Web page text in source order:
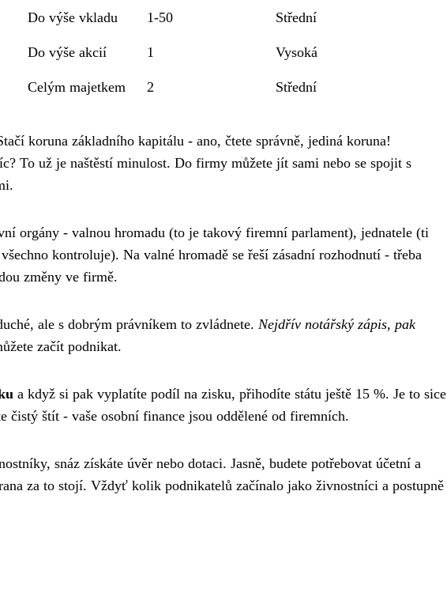
Do výše vkladu 1-50 Střední
Do výše akcií 1 Vysoká
Celým majetkem 2 Střední
koruna základního kapitálu - ano, čtete správně, jediná koruna!
To už je naštěstí minulost. Do firmy můžete jít sami nebo se spojit s
orgány - valnou hromadu (to je takový firemní parlament), jednatele (ti
kontroluje). Na valné hromadě se řeší zásadní rozhodnutí - třeba
změny ve firmě.
ale s dobrým právníkem to zvládnete. Nejdřív notářský zápis, pak
začít podnikat.
a když si pak vyplatíte podíl na zisku, přihodíte státu ještě 15 %. Je to sice
čistý štít - vaše osobní finance jsou oddělené od firemních.
snáz získáte úvěr nebo dotaci. Jasně, budete potřebovat účetní a
za to stojí. Vždyť kolik podnikatelů začínalo jako živnostníci a postupně